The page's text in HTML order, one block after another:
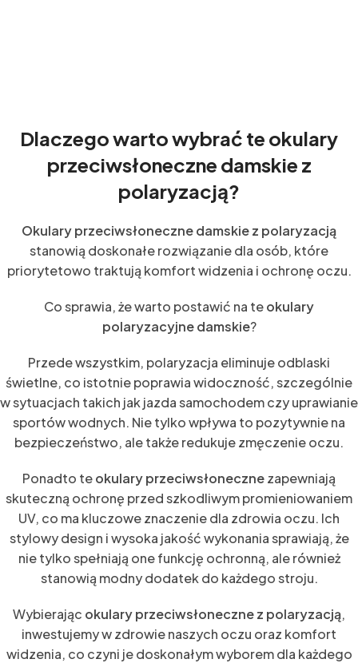
Dlaczego warto wybrać te okulary
przeciwsłoneczne damskie z
polaryzacją?
Okulary przeciwsłoneczne damskie z polaryzacją
stanowią doskonałe rozwiązanie dla osób, które
priorytetowo traktują komfort widzenia i ochronę oczu.
Co sprawia, że warto postawić na teokulary
polaryzacyjne damskie?
Przede wszystkim, polaryzacja eliminuje odblaski
świetlne, co istotnie poprawia widoczność, szczególnie
w sytuacjach takich jak jazda samochodem czy uprawianie
sportów wodnych. Nie tylko wpływa to pozytywnie na
bezpieczeństwo, ale także redukuje zmęczenie oczu.
Ponadto teokulary przeciwsłonecznezapewniają
skuteczną ochronę przed szkodliwym promieniowaniem
UV, co ma kluczowe znaczenie dla zdrowia oczu. Ich
stylowy design i wysoka jakość wykonania sprawiają, że
nie tylko spełniają one funkcję ochronną, ale również
stanowią modny dodatek do każdego stroju.
Wybierając okulary przeciwsłoneczne z polaryzacją,
inwestujemy w zdrowie naszych oczu oraz komfort
widzenia, co czyni je doskonałym wyborem dla każdego